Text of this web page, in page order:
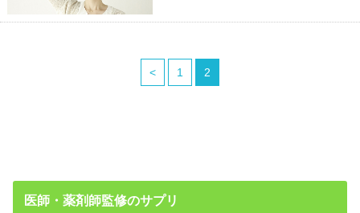
< 1 2
医師・薬剤師監修のサプリ